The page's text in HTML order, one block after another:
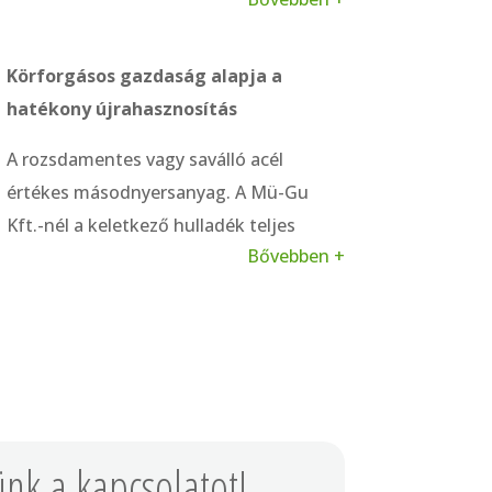
lebonyolítását – az EHS/HSE
szempontok garantált teljesülésével. A
minden üzleti partnerünk számára
kiszámíthatóságot és biztonságot
jelent.
Körforgásos gazdaság alapja a
hatékony újrahasznosítás
A rozsdamentes vagy saválló acél
értékes másodnyersanyag. A Mü-Gu
Kft.-nél a keletkező hulladék teljes
egészében visszakerül a körforgásba –
Bővebben +